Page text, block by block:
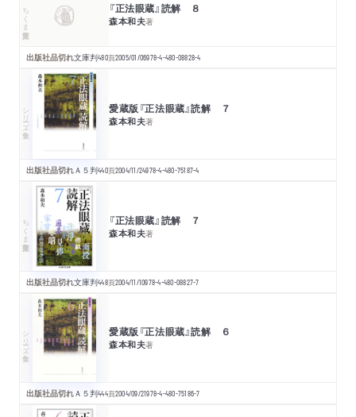
ちくま学芸文庫 『正法眼蔵』読解 ８
森本和夫著
出版社品切れ文庫判480頁2005/01/06978-4-480-08828-4
シリーズ・全集 愛蔵版『正法眼蔵』読解 ７
森本和夫著
出版社品切れＡ５判440頁2004/11/24978-4-480-75187-4
ちくま学芸文庫 『正法眼蔵』読解 ７
森本和夫著
出版社品切れ文庫判448頁2004/11/10978-4-480-08827-7
シリーズ・全集 愛蔵版『正法眼蔵』読解 ６
森本和夫著
出版社品切れＡ５判444頁2004/09/21978-4-480-75186-7